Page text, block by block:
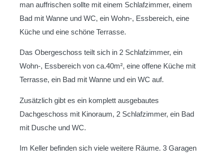
man auffrischen sollte mit einem Schlafzimmer, einem
Bad mit Wanne und WC, ein Wohn-, Essbereich, eine
Küche und eine schöne Terrasse.
Das Obergeschoss teilt sich in 2 Schlafzimmer, ein
Wohn-, Essbereich von ca.40m², eine offene Küche mit
Terrasse, ein Bad mit Wanne und ein WC auf.
Zusätzlich gibt es ein komplett ausgebautes
Dachgeschoss mit Kinoraum, 2 Schlafzimmer, ein Bad
mit Dusche und WC.
Im Keller befinden sich viele weitere Räume. 3 Garagen